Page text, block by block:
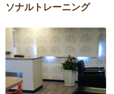
ソナルトレーニング